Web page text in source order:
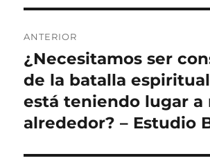
de
entradas
ANTERIOR
Entrada
anterior:
¿Necesitamos ser
de la batalla
está teniendo lugar a
alrededor? – Estudio